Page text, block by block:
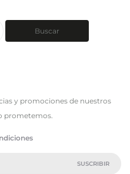
Buscar
y promociones de nuestros
prometemos.